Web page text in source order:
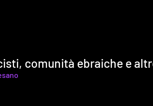
comunità ebraiche e